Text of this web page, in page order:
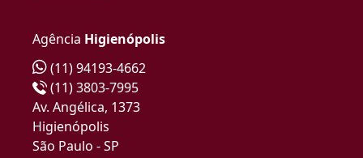
Agência Higienópolis
(11) 94193-4662
(11) 3803-7995
Av. Angélica, 1373
Higienópolis
São Paulo - SP